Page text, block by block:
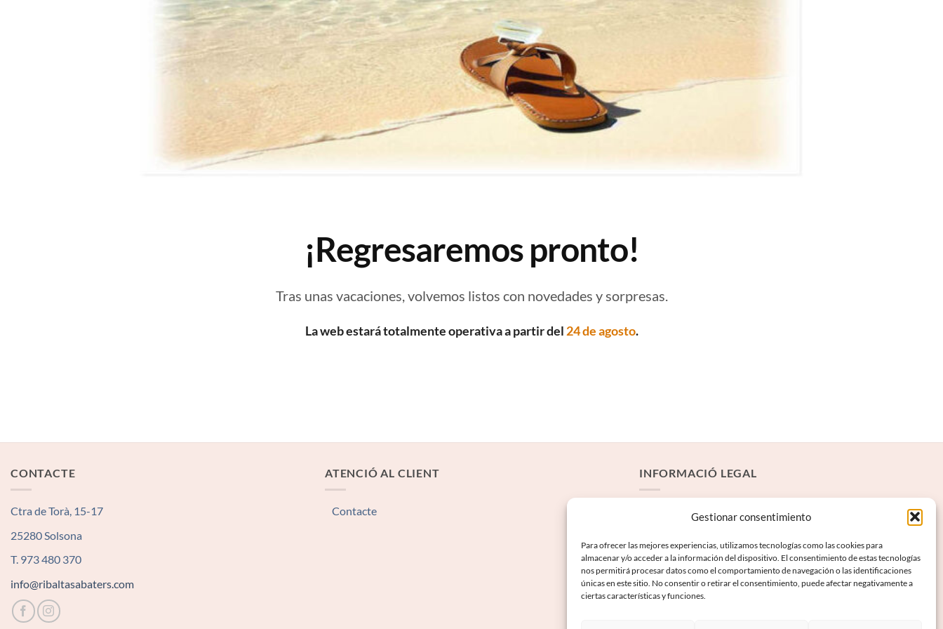
Gestionar consentimiento
Para ofrecer las mejores experiencias, utilizamos tecnologías como las cookies para
almacenar y/o acceder a la información del dispositivo. El consentimiento de estas tecnologías
nos permitirá procesar datos como el comportamiento de navegación o las identificaciones
únicas en este sitio. No consentir o retirar el consentimiento, puede afectar negativamente a
ciertas características y funciones.
¡Regresaremos pronto!
Tras unas vacaciones, volvemos listos con novedades y sorpresas.
La web estará totalmente operativa a partir del 24 de agosto.
CONTACTE
Ctra de Torà, 15-17
25280 Solsona
T. 973 480 370
info@ribaltasabaters.com
ATENCIÓ AL CLIENT
Contacte
INFORMACIÓ LEGAL
Avís Legal
Política de privadesa
Política de galetes